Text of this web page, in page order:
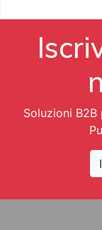
Soluzioni